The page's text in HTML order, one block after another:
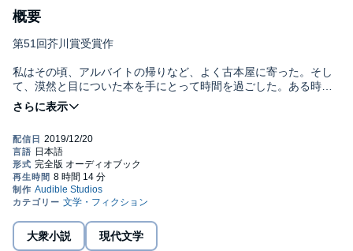
概要
第51回芥川賞受賞作
私はその頃、アルバイトの帰りなど、よく古本屋に寄った。そし
て、漠然と目についた本を手にとって時間を過ごした。ある時は
背表紙だけを眺めながら、三十分、一時間と立ち尽した。そうい
う時、私は題名を読むよりは、むしろ、変色した紙や色あせた文
見ていたのだった。（本文より）
憂鬱ななかにも若々しい1960年代の大学の青春を描いた、この時
代を象徴する歴史的青春小説。
©柴田 翔 (P)2019 Audible, Inc.
大衆小説 現代文学